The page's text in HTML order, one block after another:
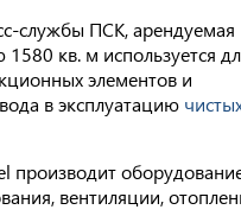
службы ПСК, арендуемая
кв. м используется
элементов и
в эксплуатацию
производит
вентиляции,